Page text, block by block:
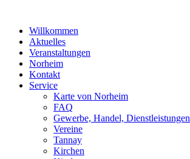
Willkommen
Aktuelles
Veranstaltungen
Norheim
Kontakt
Service
Karte von Norheim
FAQ
Gewerbe, Handel, Dienstleistungen
Vereine
Tannay
Kirchen